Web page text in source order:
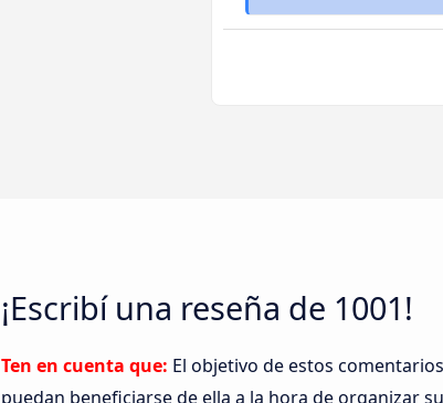
¡Escribí una reseña de 1001!
Ten en cuenta que: El objetivo de estos
puedan beneficiarse de ella a la hora de organizar